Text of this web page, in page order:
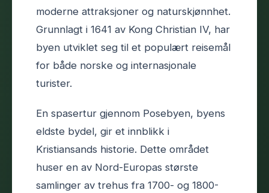
moderne attraksjoner og naturskjønnhet.
Grunnlagt i 1641 av Kong Christian IV, har
byen utviklet seg til et populært reisemål
for både norske og internasjonale
turister.
En spasertur gjennom Posebyen, byens
eldste bydel, gir et innblikk i
Kristiansands historie. Dette området
huser en av Nord-Europas største
samlinger av trehus fra 1700- og 1800-